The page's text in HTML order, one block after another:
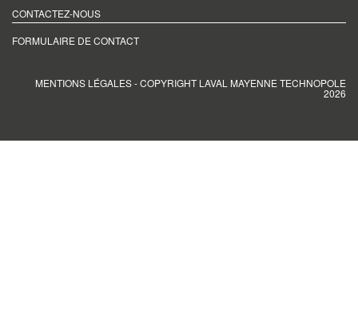
CONTACTEZ-NOUS
FORMULAIRE DE CONTACT
MENTIONS LÉGALES- COPYRIGHT LAVAL MAYENNE TECHNOPOLE
2026